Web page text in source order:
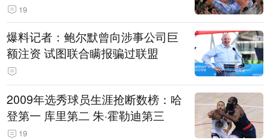
19
爆料记者：鲍尔默曾向涉事公司巨
额注资 试图联合瞒报骗过联盟
2009年选秀球员生涯抢断数榜：哈
登第一 库里第二 朱·霍勒迪第三
19